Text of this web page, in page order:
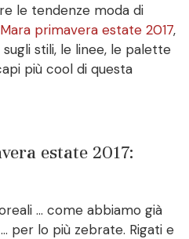
le tendenze moda di
Mara primavera estate 2017,
stili, le linee, le palette
più cool di questa
estate 2017:
… come abbiamo già
per lo più zebrate. Rigati e